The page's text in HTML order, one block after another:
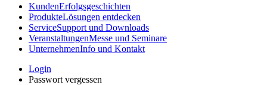
KundenErfolgsgeschichten
ProdukteLösungen entdecken
ServiceSupport und Downloads
VeranstaltungenMesse und Seminare
UnternehmenInfo und Kontakt
Login
Passwort vergessen